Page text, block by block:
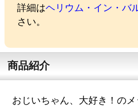
詳細はヘリウム・イン・バ
さい。
商品紹介
おじいちゃん、大好き！の